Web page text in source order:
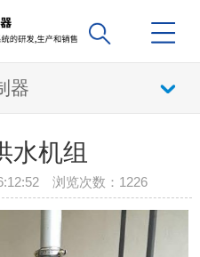
器
水机组
浏览次数： 1226